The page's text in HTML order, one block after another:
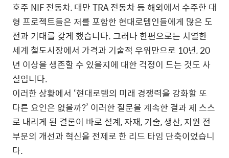
호주 NIF 전동차, 대만 TRA 전동차 등 해외에서 수주한 대
형 프로젝트들은 저를 포함한 현대로템인들에게 많은 도
전과 기대를 갖게 했습니다. 그러나 한편으로는 치열한
세계 철도시장에서 가격과 기술적 우위만으로 10년, 20
년 이상을 생존할 수 있을지에 대한 걱정이 드는 것도 사
실입니다.
이러한 상황에서 ‘현대로템의 미래 경쟁력을 강화할 또
다른 요인은 없을까?’ 이러한 질문을 계속한 결과 제 스스
로 내리게 된 결론이 바로 설계, 자재, 기술, 생산, 지원 전
부문의 개선과 혁신을 전제로 한 리드 타임 단축이었습니
다.